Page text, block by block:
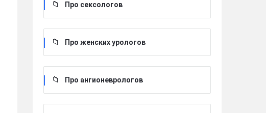
Про сексологов
Про женских урологов
Про ангионеврологов